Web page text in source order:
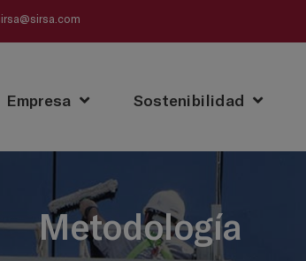
Empresa Sostenibilidad
Metodología